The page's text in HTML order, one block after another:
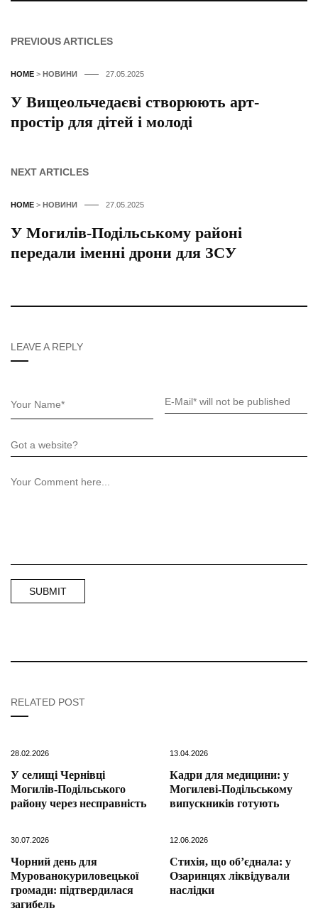
PREVIOUS ARTICLES
HOME > НОВИНИ 27.05.2025
У Вищеольчедаєві створюють арт-
простір для дітей і молоді
NEXT ARTICLES
HOME > НОВИНИ 27.05.2025
У Могилів-Подільському районі
передали іменні дрони для ЗСУ
LEAVE A REPLY
RELATED POST
28.02.2026
У селищі Чернівці
Могилів-Подільського
району через несправність
13.04.2026
Кадри для медицини: у
Могилеві-Подільському
випускників готують
30.07.2026
Чорний день для
Мурованокуриловецької
громади: підтвердилася
загибель
12.06.2026
Стихія, що об’єднала: у
Озаринцях ліквідували
наслідки